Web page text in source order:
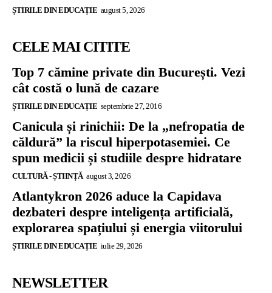
ȘTIRILE DIN EDUCAȚIE august 5, 2026
CELE MAI CITITE
Top 7 cămine private din București. Vezi
cât costă o lună de cazare
ȘTIRILE DIN EDUCAȚIE septembrie 27, 2016
Canicula și rinichii: De la „nefropatia de
căldură” la riscul hiperpotasemiei. Ce
spun medicii și studiile despre hidratare
CULTURĂ - ȘTIINȚĂ august 3, 2026
Atlantykron 2026 aduce la Capidava
dezbateri despre inteligența artificială,
explorarea spațiului și energia viitorului
ȘTIRILE DIN EDUCAȚIE iulie 29, 2026
NEWSLETTER